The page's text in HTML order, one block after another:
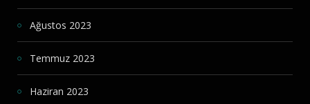
Ağustos 2023
Temmuz 2023
Haziran 2023